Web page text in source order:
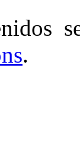
.